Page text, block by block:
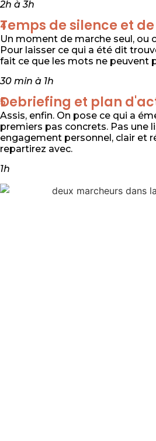
2h à 3h
4
Temps de silence et
Un moment de marche seul, ou
Pour laisser ce qui a été dit
fait ce que les mots ne peuvent
30 min à 1h
5
Debriefing et plan
Assis, enfin. On pose ce qui a
premiers pas concrets. Pas une
engagement personnel, clair et
repartirez avec.
1h